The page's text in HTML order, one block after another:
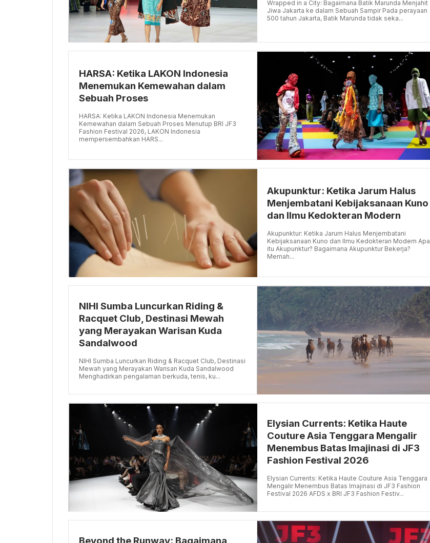
Wrapped in a City: Bagaimana Batik Marunda Menjahit
Jiwa Jakarta ke dalam Sebuah Sampir Pada perayaan
500 tahun Jakarta, Batik Marunda tidak seka...
HARSA: Ketika LAKON Indonesia
Menemukan Kemewahan dalam
Sebuah Proses
HARSA: Ketika LAKON Indonesia Menemukan
Kemewahan dalam Sebuah Proses Menutup BRI JF3
Fashion Festival 2026, LAKON Indonesia
mempersembahkan HARS...
Akupunktur: Ketika Jarum Halus
Menjembatani Kebijaksanaan Kuno
dan Ilmu Kedokteran Modern
Akupunktur: Ketika Jarum Halus Menjembatani
Kebijaksanaan Kuno dan Ilmu Kedokteran Modern Apa
itu Akupunktur? Bagaimana Akupunktur Bekerja?
Memah...
NIHI Sumba Luncurkan Riding &
Racquet Club, Destinasi Mewah
yang Merayakan Warisan Kuda
Sandalwood
NIHI Sumba Luncurkan Riding & Racquet Club, Destinasi
Mewah yang Merayakan Warisan Kuda Sandalwood
Menghadirkan pengalaman berkuda, tenis, ku...
Elysian Currents: Ketika Haute
Couture Asia Tenggara Mengalir
Menembus Batas Imajinasi di JF3
Fashion Festival 2026
Elysian Currents: Ketika Haute Couture Asia Tenggara
Mengalir Menembus Batas Imajinasi di JF3 Fashion
Festival 2026 AFDS x BRI JF3 Fashion Festiv...
Beyond the Runway: Bagaimana